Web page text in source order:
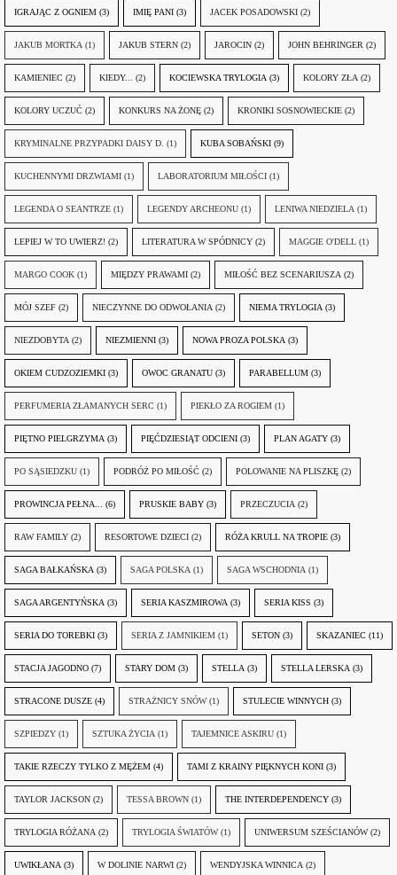
IGRAJĄC Z OGNIEM (3) IMIĘ PANI (3) JACEK POSADOWSKI (2)
JAKUB MORTKA (1) JAKUB STERN (2) JAROCIN (2) JOHN BEHRINGER (2)
KAMIENIEC (2) KIEDY... (2) KOCIEWSKA TRYLOGIA (3) KOLORY ZŁA (2)
KOLORY UCZUĆ (2) KONKURS NA ŻONĘ (2) KRONIKI SOSNOWIECKIE (2)
KRYMINALNE PRZYPADKI DAISY D. (1) KUBA SOBAŃSKI (9)
KUCHENNYMI DRZWIAMI (1) LABORATORIUM MIŁOŚCI (1)
LEGENDA O SEANTRZE (1) LEGENDY ARCHEONU (1) LENIWA NIEDZIELA (1)
LEPIEJ W TO UWIERZ! (2) LITERATURA W SPÓDNICY (2) MAGGIE O'DELL (1)
MARGO COOK (1) MIĘDZY PRAWAMI (2) MIŁOŚĆ BEZ SCENARIUSZA (2)
MÓJ SZEF (2) NIECZYNNE DO ODWOŁANIA (2) NIEMA TRYLOGIA (3)
NIEZDOBYTA (2) NIEZMIENNI (3) NOWA PROZA POLSKA (3)
OKIEM CUDZOZIEMKI (3) OWOC GRANATU (3) PARABELLUM (3)
PERFUMERIA ZŁAMANYCH SERC (1) PIEKŁO ZA ROGIEM (1)
PIĘTNO PIELGRZYMA (3) PIĘĆDZIESIĄT ODCIENI (3) PLAN AGATY (3)
PO SĄSIEDZKU (1) PODRÓŻ PO MIŁOŚĆ (2) POLOWANIE NA PLISZKĘ (2)
PROWINCJA PEŁNA... (6) PRUSKIE BABY (3) PRZECZUCIA (2)
RAW FAMILY (2) RESORTOWE DZIECI (2) RÓŻA KRULL NA TROPIE (3)
SAGA BAŁKAŃSKA (3) SAGA POLSKA (1) SAGA WSCHODNIA (1)
SAGA ARGENTYŃSKA (3) SERIA KASZMIROWA (3) SERIA KISS (3)
SERIA DO TOREBKI (3) SERIA Z JAMNIKIEM (1) SETON (3) SKAZANIEC (11)
STACJA JAGODNO (7) STARY DOM (3) STELLA (3) STELLA LERSKA (3)
STRACONE DUSZE (4) STRAŻNICY SNÓW (1) STULECIE WINNYCH (3)
SZPIEDZY (1) SZTUKA ŻYCIA (1) TAJEMNICE ASKIRU (1)
TAKIE RZECZY TYLKO Z MĘŻEM (4) TAMI Z KRAINY PIĘKNYCH KONI (3)
TAYLOR JACKSON (2) TESSA BROWN (1) THE INTERDEPENDENCY (3)
TRYLOGIA RÓŻANA (2) TRYLOGIA ŚWIATÓW (1) UNIWERSUM SZEŚCIANÓW (2)
UWIKŁANA (3) W DOLINIE NARWI (2) WENDYJSKA WINNICA (2)